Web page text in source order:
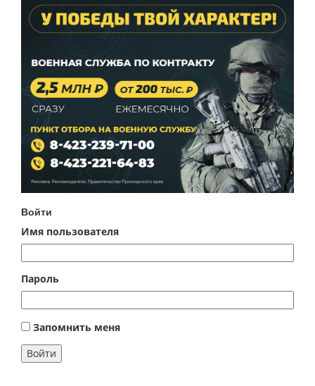
Войти
Имя пользователя
Пароль
Запомнить меня
Войти